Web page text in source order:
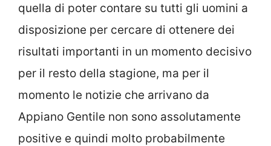
quella di poter contare su tutti gli uomini a
disposizione per cercare di ottenere dei
risultati importanti in un momento decisivo
per il resto della stagione, ma per il
momento le notizie che arrivano da
Appiano Gentile non sono assolutamente
positive e quindi molto probabilmente